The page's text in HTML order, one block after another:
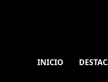
INICIO